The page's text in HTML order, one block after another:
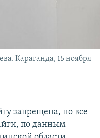
Караганда, 15 ноября
запрещена, но все
по данным